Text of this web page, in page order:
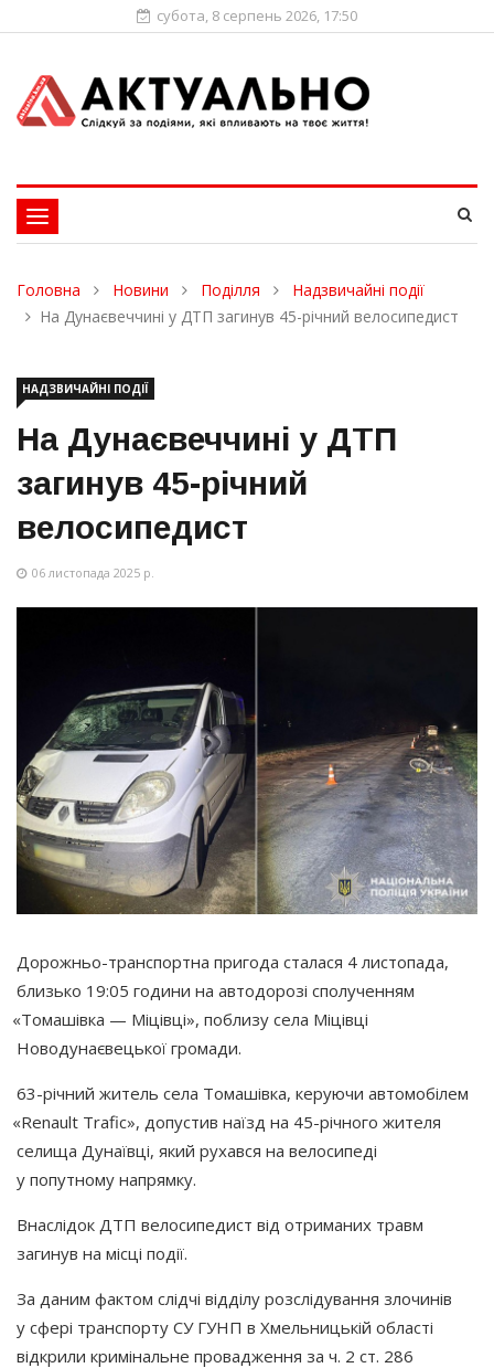
субота, 8 серпень 2026, 17:50
Toggle
navigation
Головна Новини Поділля
Надзвичайні події
На Дунаєвеччині у ДТП загинув 45-річний велосипедист
НАДЗВИЧАЙНІ ПОДІЇ
На Дунаєвеччині у ДТП
загинув 45-річний
велосипедист
06 листопада 2025 р.
Дорожньо-транспортна пригода сталася 4 листопада,
близько 19:05 години на автодорозі сполученням
«Томашівка — Міцівці», поблизу села Міцівці
Новодунаєвецької громади.
63-річний житель села Томашівка, керуючи автомобілем
«RenaultTrafic», допустив наїзд на 45-річного жителя
селища Дунаївці, який рухався на велосипеді
у попутному напрямку.
Внаслідок ДТП велосипедист від отриманих травм
загинув на місці події.
За даним фактом слідчі відділу розслідування злочинів
у сфері транспорту СУ ГУНП в Хмельницькій області
відкрили кримінальне провадження за ч. 2 ст. 286